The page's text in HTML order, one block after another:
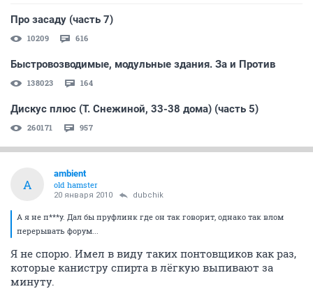
Про засаду (часть 7)
10209 616
Быстровозводимые, модульные здания. За и Против
138023 164
Дискус плюс (Т. Снежиной, 33-38 дома) (часть 5)
260171 957
A
ambient
old hamster
20 января 2010 dubchik
А я не п***у. Дал бы пруфлинк где он так говорит, однако так влом
перерывать форум...
Я не спорю. Имел в виду таких понтовщиков как раз,
которые канистру спирта в лёгкую выпивают за
минуту.